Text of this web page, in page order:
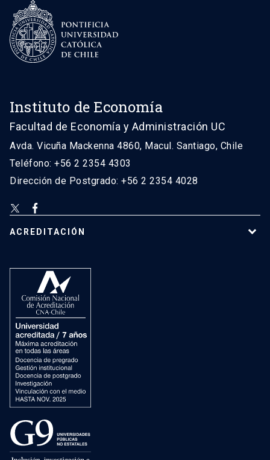
Instituto de Economía
Facultad de Economía y Administración UC
Avda. Vicuña Mackenna 4860, Macul. Santiago, Chile
Teléfono: +56 2 2354 4303
Dirección de Postgrado: +56 2 2354 4028
ACREDITACIÓN